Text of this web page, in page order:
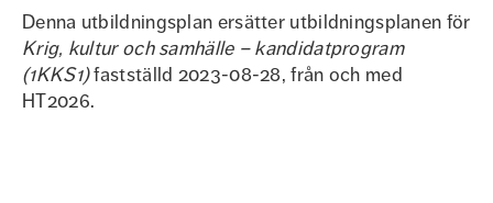
Denna utbildningsplan ersätter utbildningsplanen för
Krig, kultur och samhälle – kandidatprogram
(1KKS1)fastställd 2023-08-28, från och med
HT2026.